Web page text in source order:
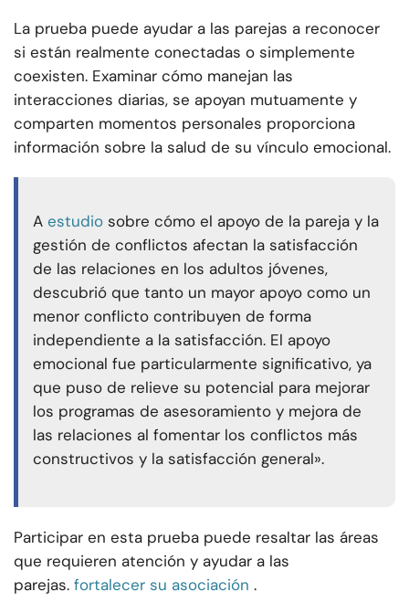
La prueba puede ayudar a las parejas a reconocer
si están realmente conectadas o simplemente
coexisten. Examinar cómo manejan las
interacciones diarias, se apoyan mutuamente y
comparten momentos personales proporciona
información sobre la salud de su vínculo emocional.
A estudio sobre cómo el apoyo de la pareja y la
gestión de conflictos afectan la satisfacción
de las relaciones en los adultos jóvenes,
descubrió que tanto un mayor apoyo como un
menor conflicto contribuyen de forma
independiente a la satisfacción. El apoyo
emocional fue particularmente significativo, ya
que puso de relieve su potencial para mejorar
los programas de asesoramiento y mejora de
las relaciones al fomentar los conflictos más
constructivos y la satisfacción general».
Participar en esta prueba puede resaltar las áreas
que requieren atención y ayudar a las
parejas. fortalecer su asociación .